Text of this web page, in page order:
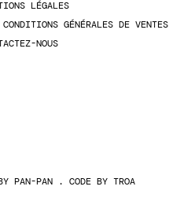
LÉGALES
CONDITIONS GÉNÉRALES DE VENTES
NOUS
PAN-PAN . CODE BY TROA